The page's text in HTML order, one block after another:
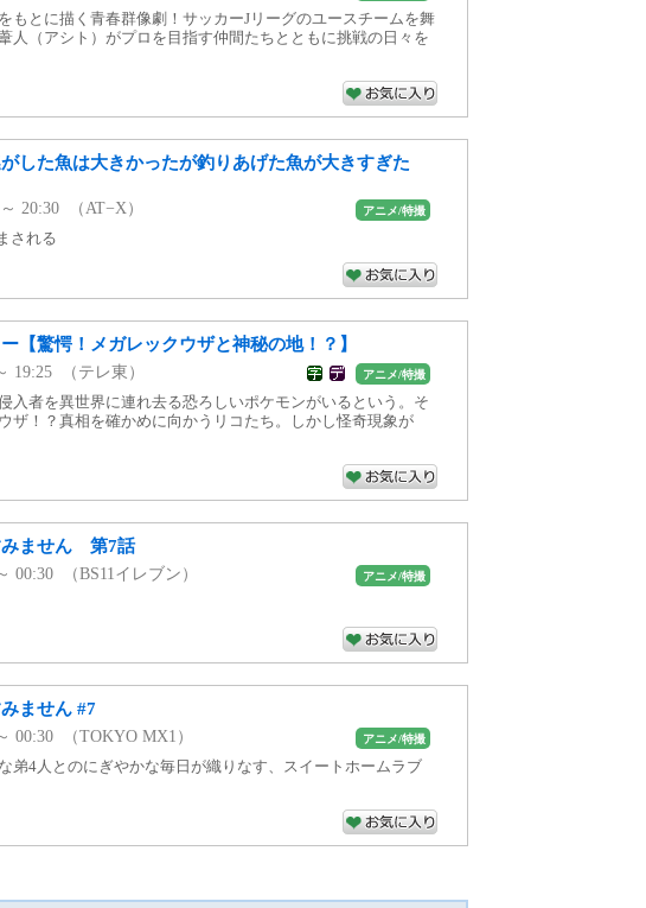
もとに描く青春群像劇！サッカーJリーグのユースチームを舞
人（アシト）がプロを目指す仲間たちとともに挑戦の日々を
した魚は大きかったが釣りあげた魚が大きすぎた
20:30 （AT−X） アニメ/特撮
される
【驚愕！メガレックウザと神秘の地！？】
19:25 （テレ東） アニメ/特撮
入者を異世界に連れ去る恐ろしいポケモンがいるという。そ
ザ！？真相を確かめに向かうリコたち。しかし怪奇現象が
みません 第7話
00:30 （BS11イレブン） アニメ/特撮
ません #7
00:30 （TOKYO MX1） アニメ/特撮
弟4人とのにぎやかな毎日が織りなす、スイートホームラブ